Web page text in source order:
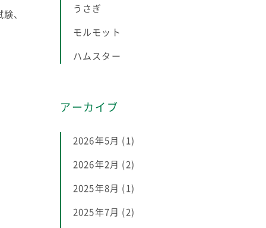
、
うさぎ
モルモット
ハムスター
アーカイブ
2026年5月 (1)
2026年2月 (2)
2025年8月 (1)
2025年7月 (2)